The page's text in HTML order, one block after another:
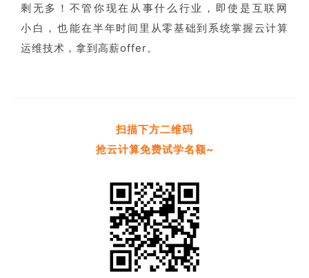
剩无多！不管你现在从事什么行业，即使是互联网
小白，也能在半年时间里从零基础到系统掌握云计算
运维技术，拿到高薪offer。
扫描下方二维码
抢云计算免费试学名额~